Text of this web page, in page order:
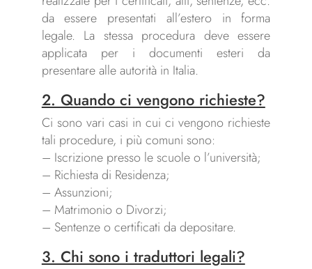
da essere presentati all’estero in forma
legale. La stessa procedura deve essere
applicata per i documenti esteri da
presentare alle autorità in Italia.
2. Quando ci vengono richieste?
Ci sono vari casi in cui ci vengono richieste
tali procedure, i più comuni sono:
– Iscrizione presso le scuole o l’università;
– Richiesta di Residenza;
– Assunzioni;
– Matrimonio o Divorzi;
– Sentenze o certificati da depositare.
3. Chi sono i traduttori legali?